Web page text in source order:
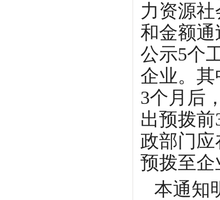
力资源
和金额
公示5个
企业。
3个月后
出预拨
政部门
预拨至企
本通知